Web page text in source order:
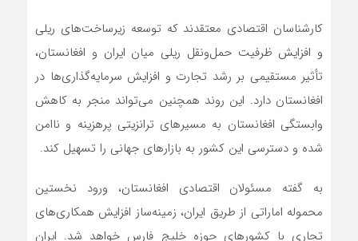
کارشناسان اقتصادی معتقدند که توسعه زیرساخت‌های ریلی
و افزایش ظرفیت حمل‌ونقل ریلی میان ایران و افغانستان،
تأثیر مستقیمی بر رشد تجارت و افزایش سرمایه‌گذاری‌ها در
افغانستان دارد. این روند همچنین می‌تواند منجر به کاهش
وابستگی افغانستان به مسیرهای ترانزیتی پرهزینه و ناامن
شده و دسترسی این کشور به بازارهای جهانی را تسهیل کند.
به گفته مسئولان اقتصادی افغانستان، ورود نخستین
محموله اماراتی از طریق ایران، زمینه‌ساز افزایش همکاری‌های
تجاری با کشورهای حوزه خلیج فارس خواهد شد. ایران